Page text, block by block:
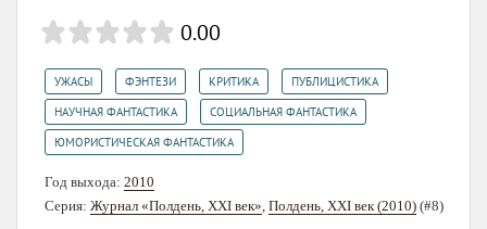
0.00
УЖАСЫ ФЭНТЕЗИ КРИТИКА ПУБЛИЦИСТИКА
НАУЧНАЯ ФАНТАСТИКА СОЦИАЛЬНАЯ ФАНТАСТИКА
ЮМОРИСТИЧЕСКАЯ ФАНТАСТИКА
Год выхода: 2010
Серия: Журнал «Полдень, XXI век», Полдень, XXI век (2010) (#8)